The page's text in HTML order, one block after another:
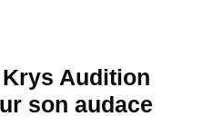
Audition
son audace